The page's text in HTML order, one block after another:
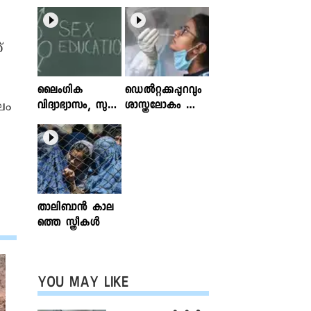
ലൈംഗിക
വിദ്യാഭ്യാസം, സുര
ക്ഷിതവും അ
ല്ലാത്തതുമായ സ്പ
ര്‍ശനങ്ങള്‍; ഇ
ന്‍ഫോക്ലിനിക്ക്
ലേഖനം
വായിക്കാം
ഡെൽറ്റക്കപ്പുറവും
ശാസ്ത്രലോകം ശ്ര
താലിബാന്‍ കാല
ത്തെ സ്ത്രീകള്‍
YOU MAY LIKE